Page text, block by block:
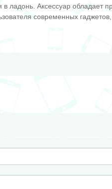
ладонь. Аксессуар обладает
современных